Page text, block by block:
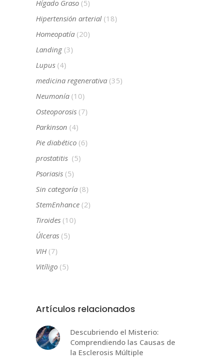
Hígado Graso (5)
Hipertensión arterial (18)
Homeopatía (20)
Landing (3)
Lupus (4)
medicina regenerativa (35)
Neumonía (10)
Osteoporosis (7)
Parkinson (4)
Pie diabético (6)
prostatitis (5)
Psoriasis (5)
Sin categoría (8)
StemEnhance (2)
Tiroides (10)
Úlceras (5)
VIH (7)
Vitíligo (5)
Artículos relacionados
Descubriendo el Misterio:
Comprendiendo las Causas de
la Esclerosis Múltiple